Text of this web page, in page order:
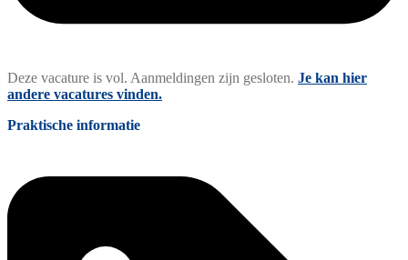
Deze vacature is vol. Aanmeldingen zijn gesloten. Je kan hier
andere vacatures vinden.
Praktische informatie